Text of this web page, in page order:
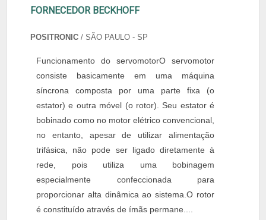
FORNECEDOR BECKHOFF
POSITRONIC / SÃO PAULO - SP
Funcionamento do servomotorO servomotor
consiste basicamente em uma máquina
síncrona composta por uma parte fixa (o
estator) e outra móvel (o rotor). Seu estator é
bobinado como no motor elétrico convencional,
no entanto, apesar de utilizar alimentação
trifásica, não pode ser ligado diretamente à
rede, pois utiliza uma bobinagem
especialmente confeccionada para
proporcionar alta dinâmica ao sistema.O rotor
é constituído através de ímãs permane....